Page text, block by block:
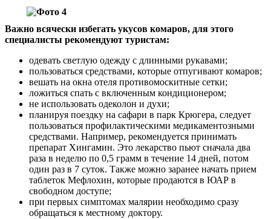
Важно всячески избегать укусов комаров, для этого
специалисты рекомендуют туристам:
одевать светлую одежду с длинными рукавами;
пользоваться средствами, которые отпугивают комаров;
вешать на окна отеля противомоскитные сетки;
ложиться спать с включенным кондиционером;
не использовать одеколон и духи;
планируя поездку на сафари в парк Крюгера, следует
пользоваться профилактическими медикаментозными
средствами. Например, рекомендуется принимать
препарат Хингамин. Это лекарство пьют сначала два
раза в неделю по 0,5 грамм в течение 14 дней, потом
один раз в 7 суток. Также можно заранее начать прием
таблеток Мефлохин, которые продаются в ЮАР в
свободном доступе;
при первых симптомах малярии необходимо сразу
обращаться к местному доктору.